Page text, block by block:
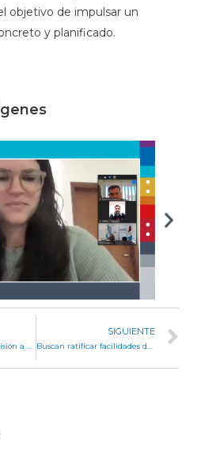
objetivo de impulsar un
y planificado.
SIGUIENTE